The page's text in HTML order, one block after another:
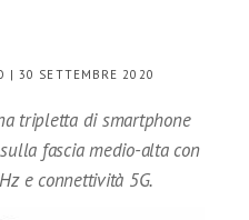
| 30 SETTEMBRE 2020
tripletta di smartphone
fascia medio-alta con
e connettività 5G.